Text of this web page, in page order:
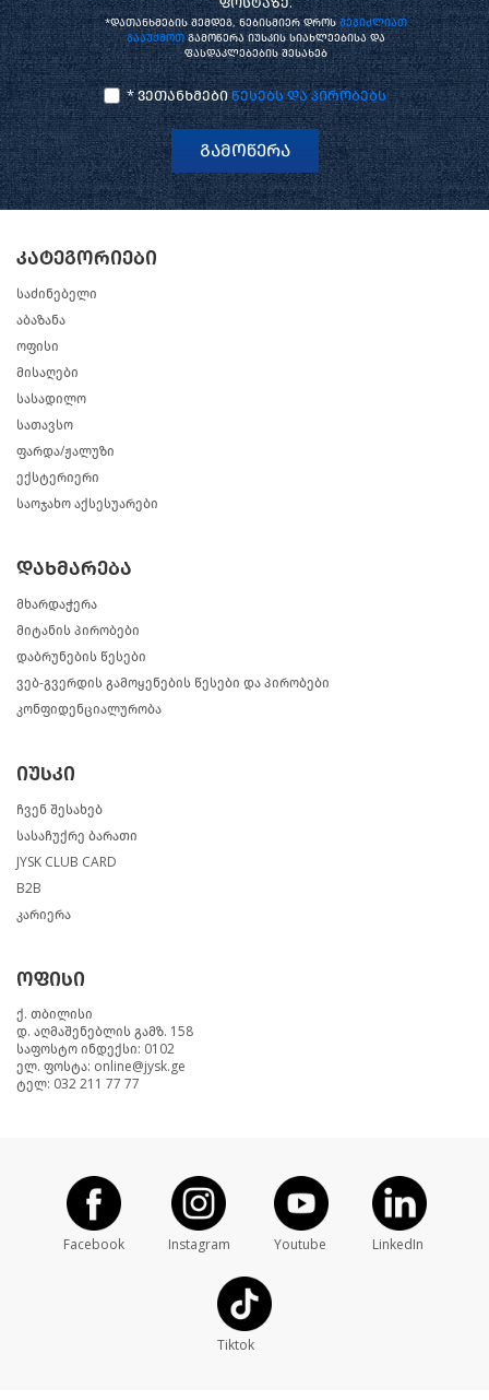
*დათანხმების შემდეგ, ნებისმიერ დროს შეგიძლიათ
გააუქმოთგამოწერა იუსკის სიახლეებისა და
ფასდაკლებების შესახებ
* ვეთანხმები წესებს და პირობებს
გამოწერა
კატეგორიები
საძინებელი
აბაზანა
ოფისი
მისაღები
სასადილო
სათავსო
ფარდა/ჟალუზი
ექსტერიერი
საოჯახო აქსესუარები
დახმარება
მხარდაჭერა
მიტანის პირობები
დაბრუნების წესები
ვებ-გვერდის გამოყენების წესები და პირობები
კონფიდენციალურობა
იუსკი
ჩვენ შესახებ
სასაჩუქრე ბარათი
JYSK CLUB CARD
B2B
კარიერა
ოფისი
ქ. თბილისი
დ. აღმაშენებლის გამზ. 158
საფოსტო ინდექსი: 0102
ელ. ფოსტა: online@jysk.ge
ტელ: 032 211 77 77
Facebook Instagram Youtube LinkedIn
Tiktok